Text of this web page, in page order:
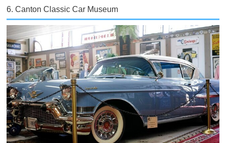
6. Canton Classic Car Museum